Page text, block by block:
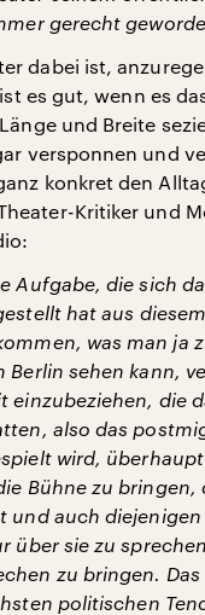
gerecht
dabei ist,
es gut, wenn es
und Breite
versponnen und
konkret den
Kritiker und
Aufgabe, die sich
hat aus
was man ja
Berlin sehen kann,
einzubeziehen, die
also das
wird,
Bühne zu bringen,
und auch diejenigen
über sie zu
zu bringen.
politischen